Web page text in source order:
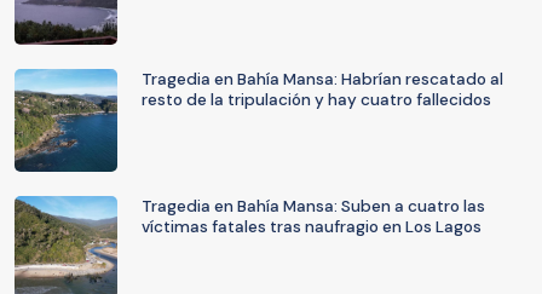
Tragedia en Bahía Mansa: Habrían rescatado al
resto de la tripulación y hay cuatro fallecidos
Tragedia en Bahía Mansa: Suben a cuatro las
víctimas fatales tras naufragio en Los Lagos